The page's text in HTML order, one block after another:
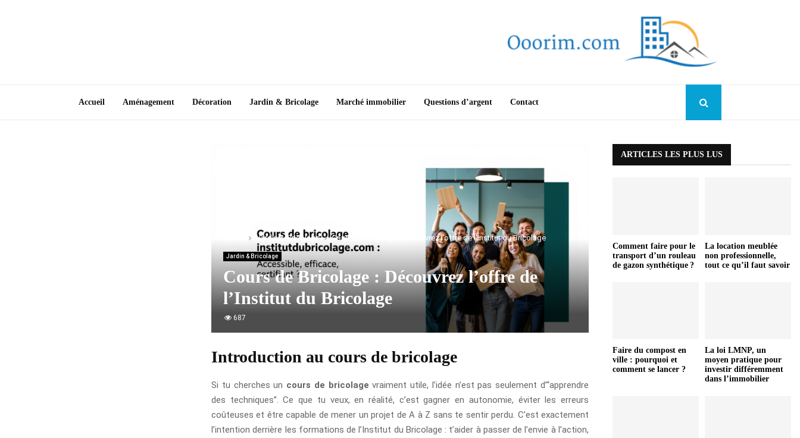
Accueil Aménagement Décoration Jardin & Bricolage Marché immobilier Questions d’argent Contact
Jardin & Bricolage Cours de Bricolage : Découvrez l’offre de l’Institut du Bricolage
Jardin & Bricolage
Cours de Bricolage : Découvrez l’offre de
l’Institut du Bricolage
687
Introduction au cours de bricolage
Si tu cherches un cours de bricolage vraiment utile, l’idée n’est pas seulement d’“apprendre
des techniques”. Ce que tu veux, en réalité, c’est gagner en autonomie, éviter les erreurs
coûteuses et être capable de mener un projet de A à Z sans te sentir perdu. C’est exactement
l’intention derrière les formations de l’Institut du Bricolage : t’aider à passer de l’envie à l’action,
ARTICLES LES PLUS LUS
Comment faire pour le
transport d’un rouleau
de gazon synthétique ?
La location meublée
non professionnelle,
tout ce qu’il faut savoir
Faire du compost en
ville : pourquoi et
comment se lancer ?
La loi LMNP, un
moyen pratique pour
investir différemment
dans l’immobilier